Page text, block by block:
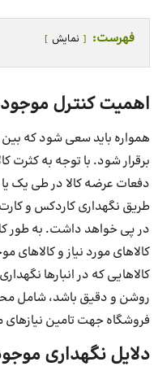
فهرست: نمایش
اهمیت کنترل
همواره باید سعی شود که
برقرار شود. با توجه به کثرت
دفعات عرضه کالا در طی یک یا
طریق نگهداری کاردکس و
در پی خواهد داشت. به طور
کالاهای مورد نیاز و کالاهای
کالاهایی که در انبارها
روشن و دقیق باشد، شامل
فروشگاه جهت تامین
دلایل نگهداری